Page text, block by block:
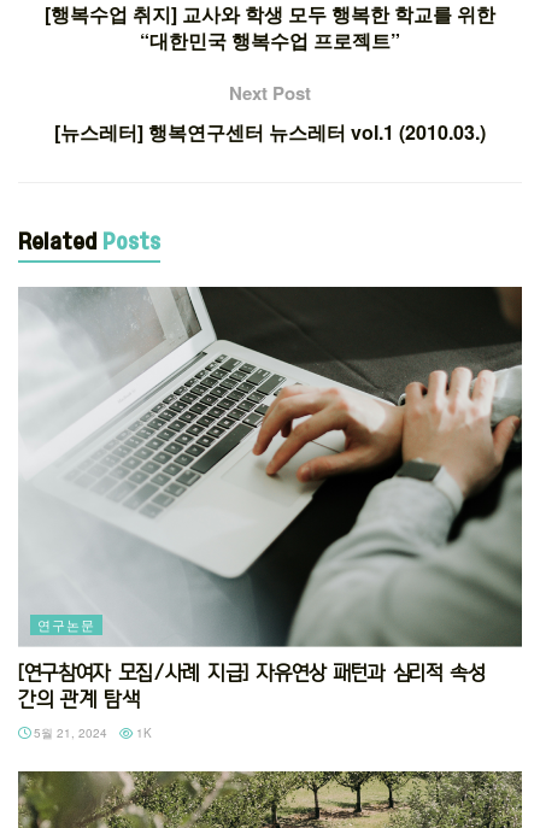
[행복수업 취지] 교사와 학생 모두 행복한 학교를 위한
“대한민국 행복수업 프로젝트”
Next Post
[뉴스레터] 행복연구센터 뉴스레터 vol.1 (2010.03.)
Related Posts
연구논문
[연구참여자 모집/사례 지급] 자유연상 패턴과 심리적 속성
간의 관계 탐색
5월 21, 2024 1K